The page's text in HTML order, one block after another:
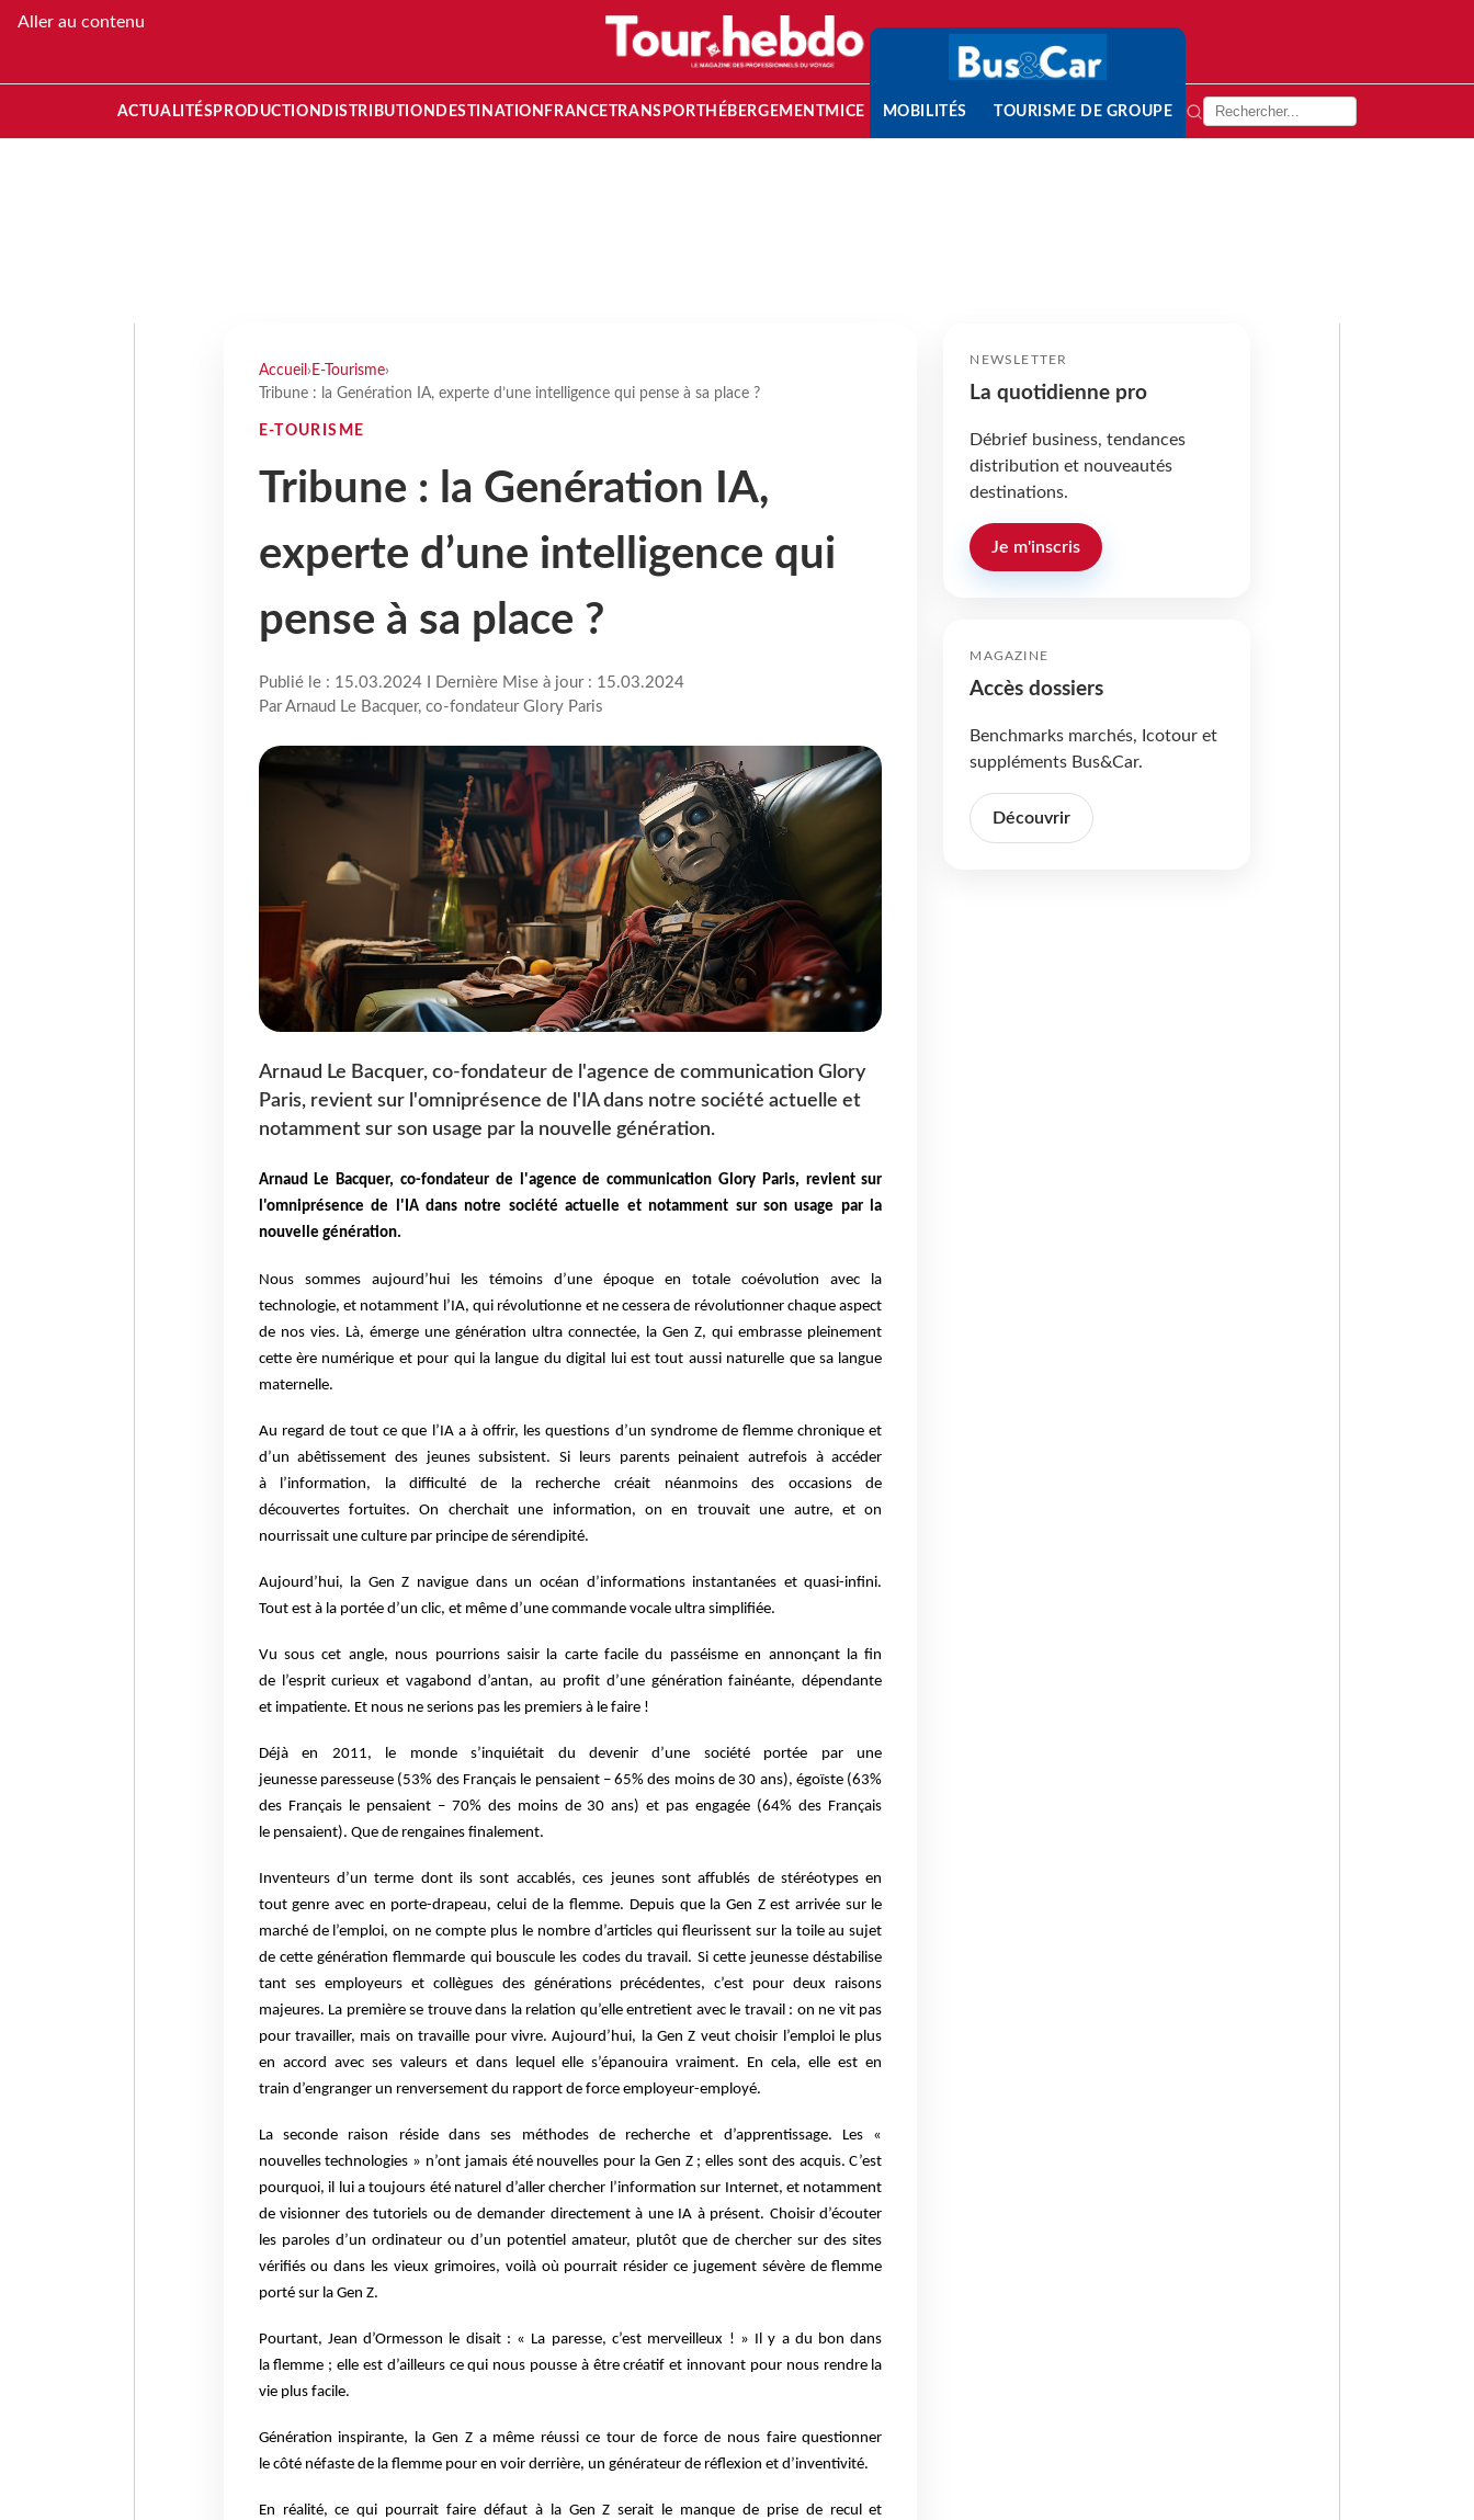
Aller au contenu
ACTUALITÉS PRODUCTION DISTRIBUTION DESTINATION FRANCETRANSPORT HÉBERGEMENTMICE MOBILITÉS TOURISME DE GROUPE
Accueil › E-Tourisme›
Tribune : la Genération IA, experte d’une intelligence qui pense à sa place ?
E-TOURISME
Tribune : la Genération IA,
experte d’une intelligence qui
pense à sa place ?
Publié le : 15.03.2024 I Dernière Mise à jour : 15.03.2024
Par Arnaud Le Bacquer, co-fondateur Glory Paris
Arnaud Le Bacquer, co-fondateur de l'agence de communication Glory
Paris, revient sur l'omniprésence de l'IA dans notre société actuelle et
notamment sur son usage par la nouvelle génération.
Arnaud Le Bacquer, co-fondateur de l'agence de communication Glory Paris, revient sur
l'omniprésence de l'IA dans notre société actuelle et notamment sur son usage par la
nouvelle génération.
Nous sommes aujourd’hui les témoins d’une époque en totale coévolution avec la
technologie, et notamment l’IA, qui révolutionne et ne cessera de révolutionner chaque aspect
de nos vies. Là, émerge une génération ultra connectée, la Gen Z, qui embrasse pleinement
cette ère numérique et pour qui la langue du digital lui est tout aussi naturelle que sa langue
maternelle.
Au regard de tout ce que l’IA a à offrir, les questions d’un syndrome de flemme chronique et
d’un abêtissement des jeunes subsistent. Si leurs parents peinaient autrefois à accéder
à l’information, la difficulté de la recherche créait néanmoins des occasions de
découvertesfortuites. On cherchait une information, on en trouvait une autre, et on
nourrissait une culture par principe de sérendipité.
Aujourd’hui, la Gen Z navigue dans un océan d’informations instantanées et quasi-infini.
Tout est à la portée d’un clic, et même d’une commande vocale ultra simplifiée.
Vu sous cet angle, nous pourrions saisir la carte facile du passéisme en annonçant la fin
de l’esprit curieux et vagabond d’antan, au profit d’une génération fainéante, dépendante
et impatiente. Et nous ne serions pas les premiers à le faire !
Déjà en 2011, le monde s’inquiétait du devenir d’une société portée par une
jeunesse paresseuse (53% des Français le pensaient – 65% des moins de 30 ans), égoïste (63%
des Français le pensaient – 70% des moins de 30 ans) et pas engagée (64% des Français
le pensaient). Que de rengaines finalement.
Inventeurs d’un terme dont ils sont accablés, ces jeunes sont affublés de stéréotypes en
toutgenre avec en porte-drapeau, celui de la flemme. Depuis que la Gen Z est arrivée sur le
marché de l’emploi, on ne compte plus le nombre d’articles qui fleurissent sur la toile au sujet
de cettegénération flemmarde qui bouscule les codes du travail. Si cette jeunesse déstabilise
tant ses employeurs et collègues des générations précédentes, c’est pour deux raisons
majeures. La première se trouve dans la relation qu’elle entretient avec le travail : on ne vit pas
pourtravailler, mais on travaille pour vivre. Aujourd’hui, la Gen Z veut choisir l’emploi le plus
en accord avec ses valeurs et dans lequel elle s’épanouira vraiment. En cela, elle est en
train d’engranger un renversement du rapport de force employeur-employé.
La seconde raison réside dans ses méthodes de recherche et d’apprentissage. Les «
nouvellestechnologies » n’ont jamais été nouvelles pour la Gen Z ; elles sont des acquis. C’est
pourquoi, il lui a toujours été naturel d’aller chercher l’information sur Internet, et notamment
devisionner des tutoriels ou de demander directement à une IA à présent. Choisir d’écouter
les paroles d’un ordinateur ou d’un potentiel amateur, plutôt que de chercher sur des sites
vérifiésou dans les vieux grimoires, voilà où pourrait résider ce jugement sévère deflemme
porté sur la Gen Z.
Pourtant, Jeand’Ormesson le disait : « La paresse, c’est merveilleux ! » Il y a du bon dans
laflemme ; elle est d’ailleurs ce qui nous pousse à être créatif et innovant pour nous rendre la
vie plus facile.
Génération inspirante, la Gen Z a même réussi ce tour de force de nous faire questionner
le côté néfaste de la flemme pour en voir derrière, un générateur de réflexion et d’inventivité.
En réalité, ce qui pourrait faire défaut à la Gen Z serait le manque de prise de recul et
NEWSLETTER
La quotidienne pro
Débrief business, tendances
distribution et nouveautés
destinations.
Je m'inscris
MAGAZINE
Accès dossiers
Benchmarks marchés, Icotour et
suppléments Bus&Car.
Découvrir